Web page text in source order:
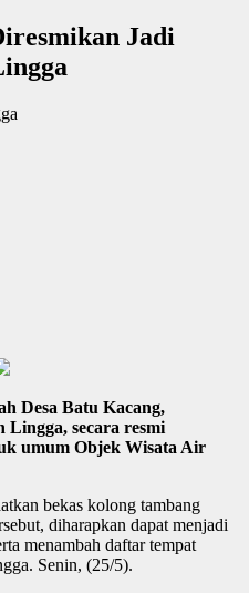
Jadi
Desa Batu Kacang,
Lingga, secara resmi
umum Objek Wisata Air
bekas kolong tambang
diharapkan dapat menjadi
menambah daftar tempat
Senin, (25/5).